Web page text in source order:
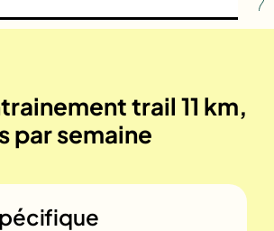
trail 11 km,
par semaine